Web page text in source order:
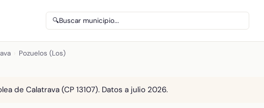
🔍Buscar municipio...
Pozuelos (Los)
de Calatrava (CP 13107). Datos a julio 2026.